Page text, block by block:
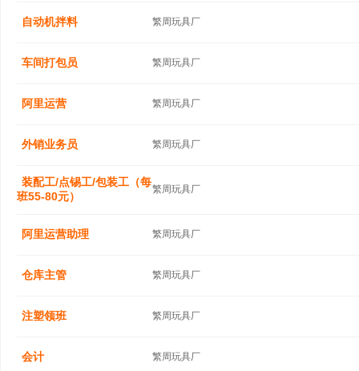
自动机拌料 繁周玩具厂
车间打包员 繁周玩具厂
阿里运营 繁周玩具厂
外销业务员 繁周玩具厂
装配工/点锡工/包装工（每
班55-80元）
繁周玩具厂
阿里运营助理 繁周玩具厂
仓库主管 繁周玩具厂
注塑领班 繁周玩具厂
会计 繁周玩具厂